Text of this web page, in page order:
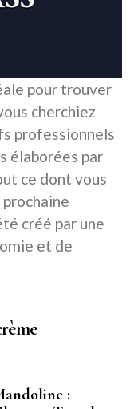
pour trouver
cherchiez
professionnels
élaborées par
ce dont vous
créé par une
et de
: